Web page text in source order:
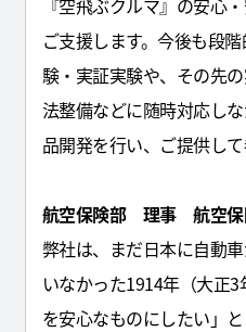
ご支援します。今後も段
験・実証実験や、その先
法整備などに随時対応し
品開発を行い、ご提供して
航空保険部 理事 航空
弊社は、まだ日本に自動
いなかった1914年（大正
を安心なものにしたい」